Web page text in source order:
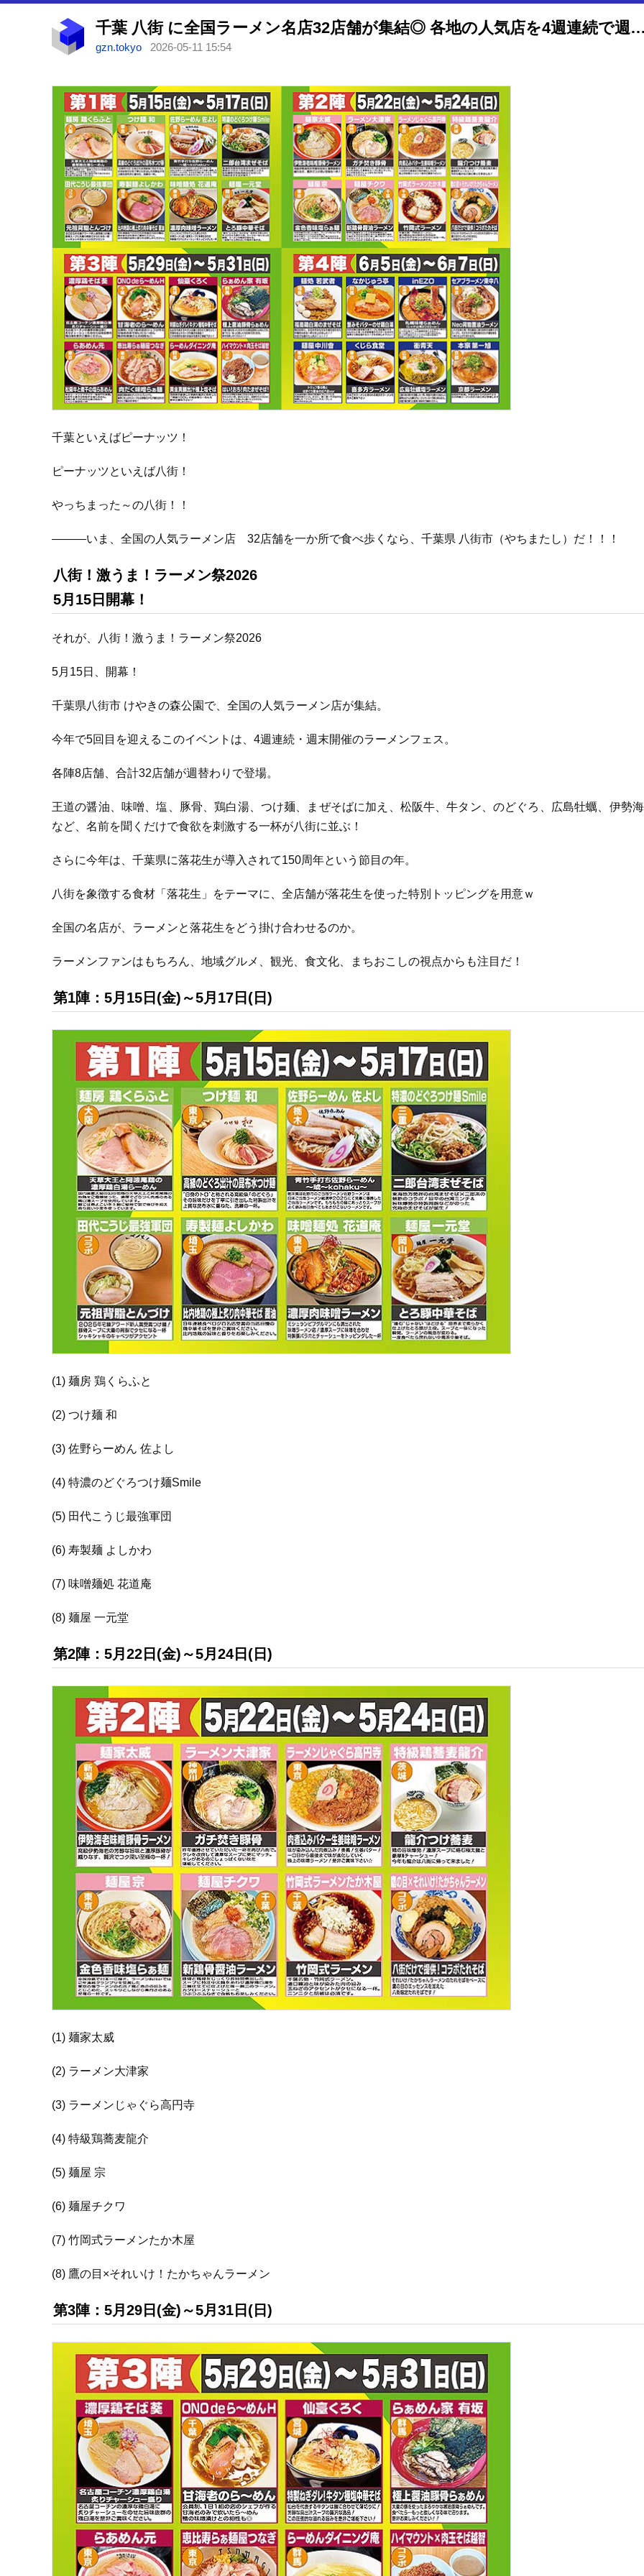
千葉 八街 に全国ラーメン名店32店舗が集結◎ 各地の人気店を4週連続で週末に食べ歩く夢のようなラ
gzn.tokyo 2026-05-11 15:54
千葉といえばピーナッツ！
ピーナッツといえば八街！
やっちまった～の八街！！
―――いま、全国の人気ラーメン店 32店舗を一か所で食べ歩くなら、千葉県 八街市（やちまたし）だ！！！
八街！激うま！ラーメン祭2026
5月15日開幕！
それが、八街！激うま！ラーメン祭2026
5月15日、開幕！
千葉県八街市 けやきの森公園で、全国の人気ラーメン店が集結。
今年で5回目を迎えるこのイベントは、4週連続・週末開催のラーメンフェス。
各陣8店舗、合計32店舗が週替わりで登場。
王道の醤油、味噌、塩、豚骨、鶏白湯、つけ麺、まぜそばに加え、松阪牛、牛タン、のどぐろ、広島牡蠣、伊勢
など、名前を聞くだけで食欲を刺激する一杯が八街に並ぶ！
さらに今年は、千葉県に落花生が導入されて150周年という節目の年。
八街を象徴する食材「落花生」をテーマに、全店舗が落花生を使った特別トッピングを用意ｗ
全国の名店が、ラーメンと落花生をどう掛け合わせるのか。
ラーメンファンはもちろん、地域グルメ、観光、食文化、まちおこしの視点からも注目だ！
第1陣：5月15日(金)～5月17日(日)
(1) 麺房 鶏くらふと
(2) つけ麺 和
(3) 佐野らーめん 佐よし
(4) 特濃のどぐろつけ麺Smile
(5) 田代こうじ最強軍団
(6) 寿製麺 よしかわ
(7) 味噌麺処 花道庵
(8) 麺屋 一元堂
第2陣：5月22日(金)～5月24日(日)
(1) 麺家太威
(2) ラーメン大津家
(3) ラーメンじゃぐら高円寺
(4) 特級鶏蕎麦龍介
(5) 麺屋 宗
(6) 麺屋チクワ
(7) 竹岡式ラーメンたか木屋
(8) 鷹の目×それいけ！たかちゃんラーメン
第3陣：5月29日(金)～5月31日(日)